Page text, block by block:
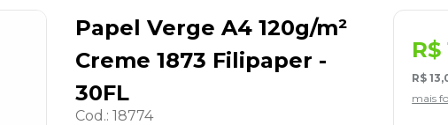
Papel Verge A4 120g/m²
Creme 1873 Filipaper -
30FL
Cod.:18774
R$
R$ 13,
mais